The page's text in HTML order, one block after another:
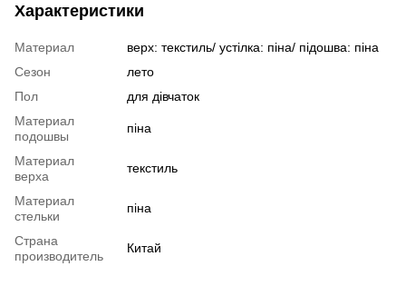
Характеристики
Материал
верх: текстиль/ устілка: піна/ підошва: піна
Сезон
лето
Пол
для дівчаток
Материал
подошвы
піна
Материал
верха
текстиль
Материал
стельки
піна
Страна
производитель
Китай